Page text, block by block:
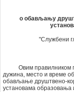
о обављању
"Службени
Овим правилником
дужинa, местo и време
обављање друштвено-
установама образовања